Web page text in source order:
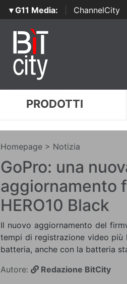
▾ G11 Media: ChannelCity
PRODOTTI
Homepage > Notizia
GoPro: una
aggiornamento
HERO10 Black
Il nuovo aggiornamento del
tempi di registrazione video più
batteria, anche con la batteria
Autore:
Redazione BitCity